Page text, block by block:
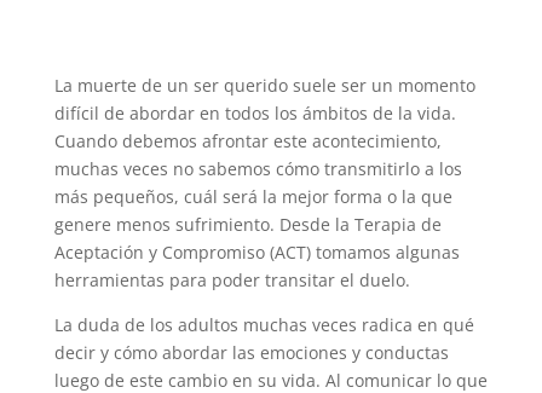
La muerte de un ser querido suele ser un momento
difícil de abordar en todos los ámbitos de la vida.
Cuando debemos afrontar este acontecimiento,
muchas veces no sabemos cómo transmitirlo a los
más pequeños, cuál será la mejor forma o la que
genere menos sufrimiento. Desde la Terapia de
Aceptación y Compromiso (ACT) tomamos algunas
herramientas para poder transitar el duelo.
La duda de los adultos muchas veces radica en qué
decir y cómo abordar las emociones y conductas
luego de este cambio en su vida. Al comunicar lo que